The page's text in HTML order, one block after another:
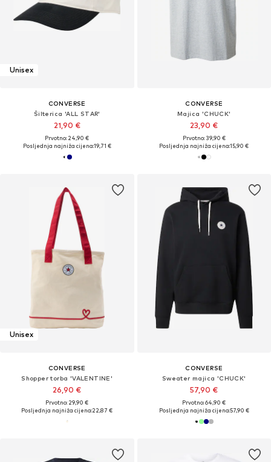
Unisex
CONVERSE
Šilterica 'ALL STAR'
21,90 €
Prvotno: 24,90 €
Posljednja najniža cijena:19,71 €
CONVERSE
Majica 'CHUCK'
23,90 €
Prvotno: 39,90 €
Posljednja najniža cijena:15,90 €
Unisex
CONVERSE
Shopper torba 'VALENTINE'
26,90 €
Prvotno: 29,90 €
Posljednja najniža cijena:22,87 €
CONVERSE
Sweater majica 'CHUCK'
57,90 €
Prvotno: 64,90 €
Posljednja najniža cijena:57,90 €